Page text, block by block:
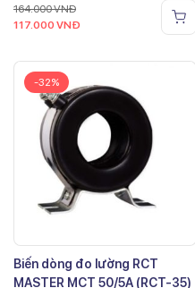
164.000VNĐ
117.000 VNĐ
-32%
Biến dòng đo lường RCT
MASTER MCT 50/5A (RCT-35)